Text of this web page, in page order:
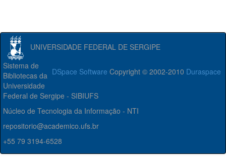
UNIVERSIDADE FEDERAL DE SERGIPE
DSpace Software Copyright © 2002-2010 Duraspace
Sistema de
Bibliotecas da
Universidade
Federal de Sergipe - SIBIUFS
Núcleo de Tecnologia da Informação - NTI
repositorio@academico.ufs.br
+55 79 3194-6528